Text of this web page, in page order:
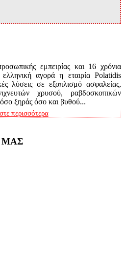
εμπειρίας και 16 χρόνια
αγορά η εταιρία Polatidis
λύσεις σε εξοπλισμό ασφαλείας,
χρυσού, ραβδοσκοπικών
ξηράς όσο και βυθού...
περισσότερα
ΜΑΣ